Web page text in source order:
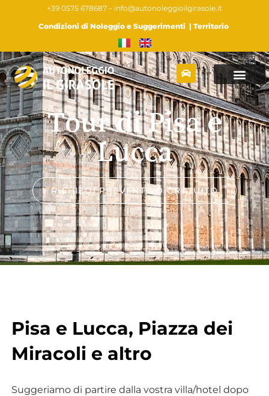
+39 0575 678687 – info@autonoleggioilgirasole.it
Condizioni di Noleggio e Suggerimenti | Territorio
Tour di Pisa e
Lucca
RICHIEDI PREVENTIVO GRATUITO
Pisa e Lucca, Piazza dei
Miracoli e altro
Suggeriamo di partire dalla vostra villa/hotel dopo